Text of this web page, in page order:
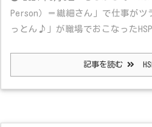
Person）＝繊細さん」で仕事が
っとん♪」が職場でおこなった
記事を読む